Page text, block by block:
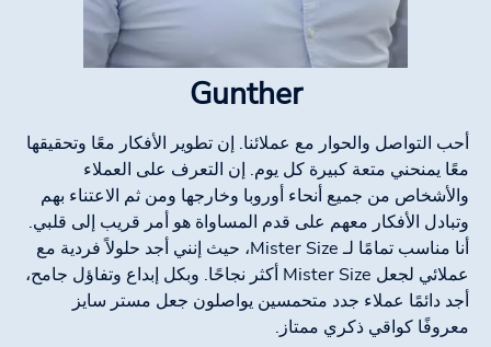
Gunther
أحب التواصل والحوار مع عملائنا. إن تطوير الأفكار معًا وتحقيقها
معًا يمنحني متعة كبيرة كل يوم. إن التعرف على العملاء
والأشخاص من جميع أنحاء أوروبا وخارجها ومن ثم الاعتناء بهم
وتبادل الأفكار معهم على قدم المساواة هو أمر قريب إلى قلبي.
أنا مناسب تمامًا لـ Mister Size، حيث إنني أجد حلولاً فردية مع
عملائي لجعل Mister Size أكثر نجاحًا. وبكل إبداع وتفاؤل جامح،
أجد دائمًا عملاء جدد متحمسين يواصلون جعل مستر سايز
معروفًا كواقي ذكري ممتاز.